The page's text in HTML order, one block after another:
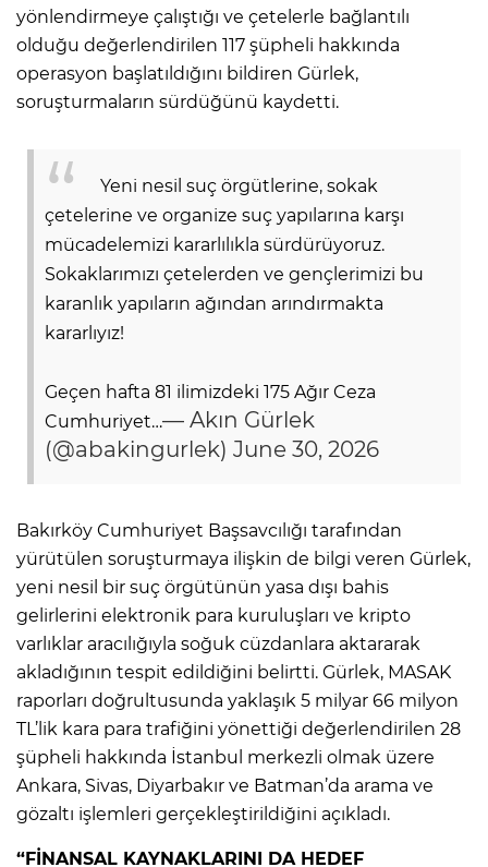
yönlendirmeye çalıştığı ve çetelerle bağlantılı
olduğu değerlendirilen 117 şüpheli hakkında
operasyon başlatıldığını bildiren Gürlek,
soruşturmaların sürdüğünü kaydetti.
Yeni nesil suç örgütlerine, sokak
çetelerine ve organize suç yapılarına karşı
mücadelemizi kararlılıkla sürdürüyoruz.
Sokaklarımızı çetelerden ve gençlerimizi bu
karanlık yapıların ağından arındırmakta
kararlıyız!
Geçen hafta 81 ilimizdeki 175 Ağır Ceza
Cumhuriyet…— Akın Gürlek
(@abakingurlek) June 30, 2026
Bakırköy Cumhuriyet Başsavcılığı tarafından
yürütülen soruşturmaya ilişkin de bilgi veren Gürlek,
yeni nesil bir suç örgütünün yasa dışı bahis
gelirlerini elektronik para kuruluşları ve kripto
varlıklar aracılığıyla soğuk cüzdanlara aktararak
akladığının tespit edildiğini belirtti. Gürlek, MASAK
raporları doğrultusunda yaklaşık 5 milyar 66 milyon
TL’lik kara para trafiğini yönettiği değerlendirilen 28
şüpheli hakkında İstanbul merkezli olmak üzere
Ankara, Sivas, Diyarbakır ve Batman’da arama ve
gözaltı işlemleri gerçekleştirildiğini açıkladı.
“FİNANSAL KAYNAKLARINI DA HEDEF